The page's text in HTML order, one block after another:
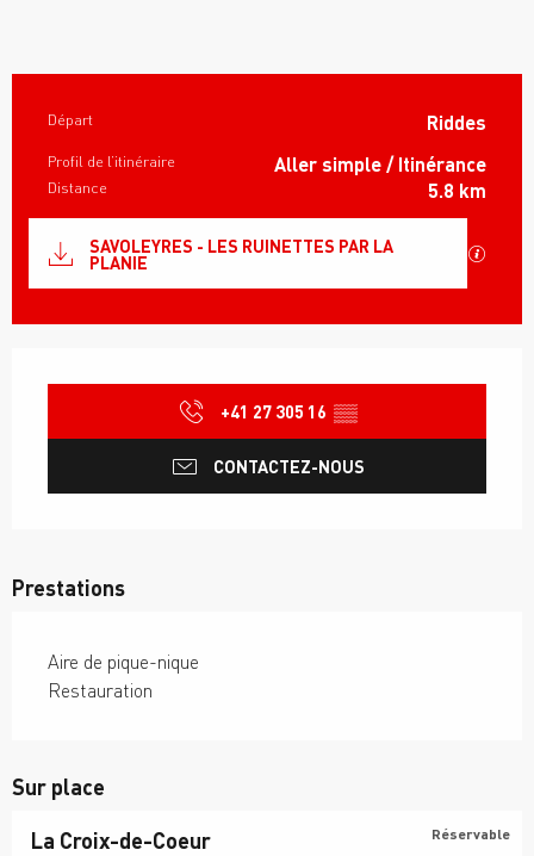
Informations pratiques
Départ Riddes
Profil de l’itinéraire Aller simple / Itinérance
Distance 5.8 km
SAVOLEYRES - LES RUINETTES PAR LA
PLANIE
+41 27 305 16 ▒▒
CONTACTEZ-NOUS
Prestations
Aire de pique-nique
Restauration
Sur place
La Croix-de-Coeur Réservable